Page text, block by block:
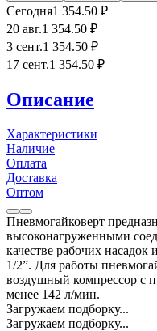
Сегодня1 354.50 ₽
20 авг.1 354.50 ₽
3 сент.1 354.50 ₽
17 сент.1 354.50 ₽
Описание
Характеристики
Наличие
Оплата
Доставка
Оптом
Пневмогайковерт
высоконагруженными
качестве рабочих насадок
1/2”. Для работы
воздушный компрессор с
менее 142 л/мин.
Загружаем подборку...
Загружаем подборку...